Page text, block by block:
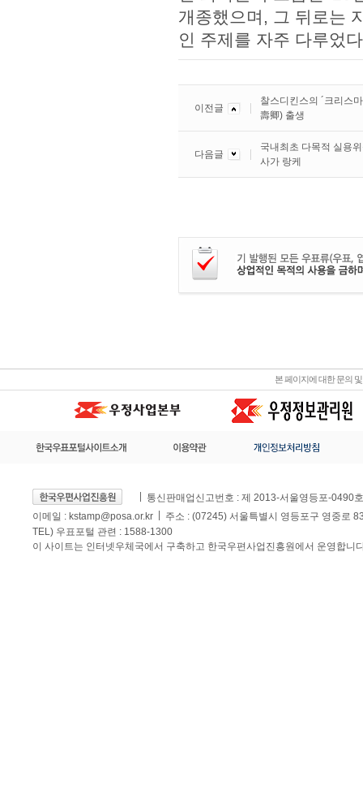
개종했으며, 그 뒤로는
인 주제를 자주 다루었
이전글
찰스디킨스의 ´크리스
壽卿) 출생
다음글
국내최초 다목적 실용
사가 랑케
본 페이지에 대한 문의
통신판매업신고번호 : 제 2013-서울영등포-0490호
이메일 : kstamp@posa.or.kr
주소 : (07245) 서울특별시 영등포구 영중로
TEL) 우표포털 관련 : 1588-1300
이 사이트는 인터넷우체국에서 구축하고 한국우편사업진흥원에서 운영합니